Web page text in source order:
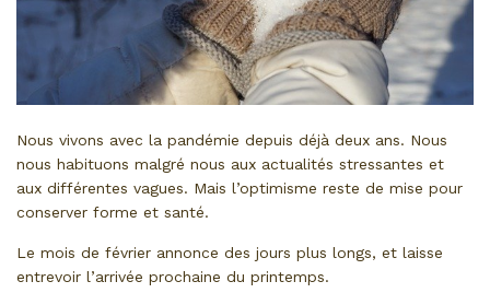
Nous vivons avec la pandémie depuis déjà deux ans. Nous
nous habituons malgré nous aux actualités stressantes et
aux différentes vagues. Mais l’optimisme reste de mise pour
conserver forme et santé.
Le mois de février annonce des jours plus longs, et laisse
entrevoir l’arrivée prochaine du printemps.